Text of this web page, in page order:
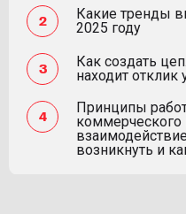
Какие тренды
2025 году
Как создать
находит отклик
Принципы
коммерческого
возникнуть и